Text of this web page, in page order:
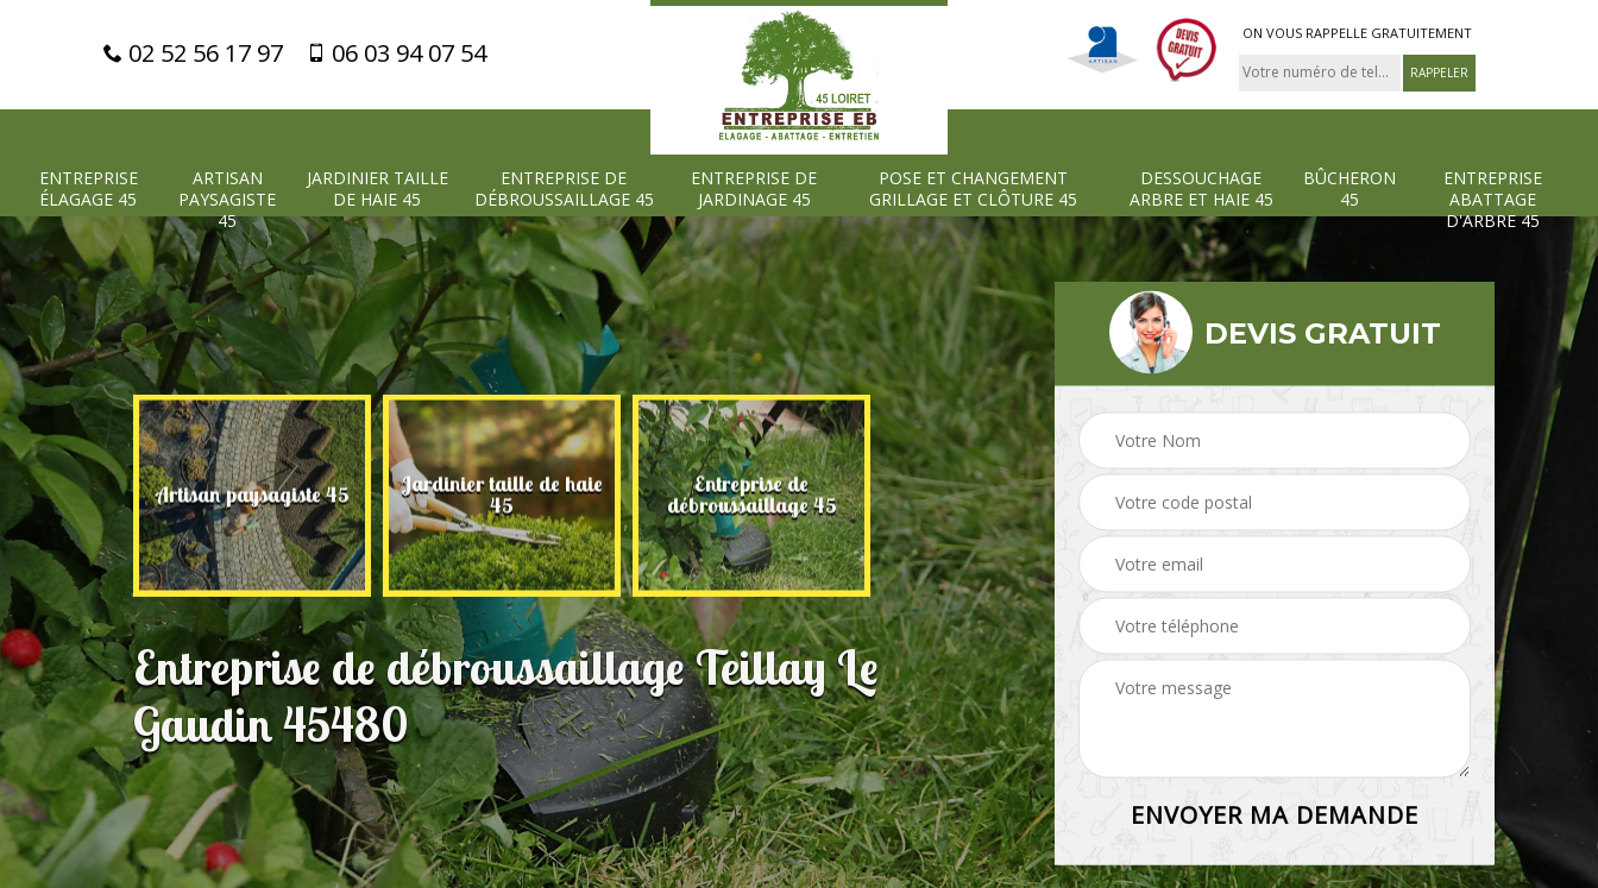
02 52 56 17 97 06 03 94 07 54
ON VOUS RAPPELLE GRATUITEMENT
ENTREPRISE
ÉLAGAGE 45
ARTISAN
PAYSAGISTE
45
JARDINIER TAILLE
DE HAIE 45
ENTREPRISE DE
DÉBROUSSAILLAGE 45
ENTREPRISE DE
JARDINAGE 45
POSE ET CHANGEMENT
GRILLAGE ET CLÔTURE 45
DESSOUCHAGE
ARBRE ET HAIE 45
BÛCHERON
45
ENTREPRISE
ABATTAGE
D'ARBRE 45
45 Artisan paysagiste 45 Jardinier taille de haie
45
Entreprise de
débroussaillage 45
Entreprise de
jardinage 45
Pose et changement
grillage et clôture 45
Dessouchage arbre et
haie 45
Entreprise de débroussaillage Teillay Le
Gaudin 45480
DEVIS GRATUIT